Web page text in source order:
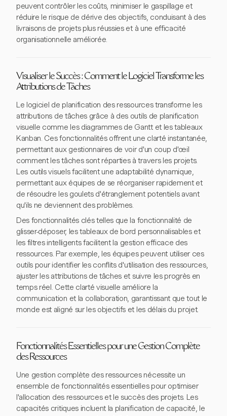
peuvent contrôler les coûts, minimiser le gaspillage et
réduire le risque de dérive des objectifs, conduisant à des
livraisons de projets plus réussies et à une efficacité
organisationnelle améliorée.
Visualiser le Succès : Comment le Logiciel Transforme les
Attributions de Tâches
Le logiciel de planification des ressources transforme les
attributions de tâches grâce à des outils de planification
visuelle comme les diagrammes de Gantt et les tableaux
Kanban. Ces fonctionnalités offrent une clarté instantanée,
permettant aux gestionnaires de voir d'un coup d'œil
comment les tâches sont réparties à travers les projets.
Les outils visuels facilitent une adaptabilité dynamique,
permettant aux équipes de se réorganiser rapidement et
de résoudre les goulets d'étranglement potentiels avant
qu'ils ne deviennent des problèmes.
Des fonctionnalités clés telles que la fonctionnalité de
glisser-déposer, les tableaux de bord personnalisables et
les filtres intelligents facilitent la gestion efficace des
ressources. Par exemple, les équipes peuvent utiliser ces
outils pour identifier les conflits d'utilisation des ressources,
ajuster les attributions de tâches et suivre les progrès en
temps réel. Cette clarté visuelle améliore la
communication et la collaboration, garantissant que tout le
monde est aligné sur les objectifs et les délais du projet.
Fonctionnalités Essentielles pour une Gestion Complète
des Ressources
Une gestion complète des ressources nécessite un
ensemble de fonctionnalités essentielles pour optimiser
l'allocation des ressources et le succès des projets. Les
capacités critiques incluent la planification de capacité, le